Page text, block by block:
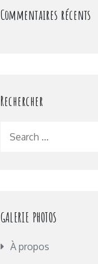
Commentaires récents
Rechercher
GALERIE PHOTOS
À propos